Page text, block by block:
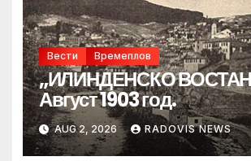
Вести Времеплов
„ИЛИНДЕНСКО
Август 1903 год.
AUG 2, 2026 RADOVIS NEWS